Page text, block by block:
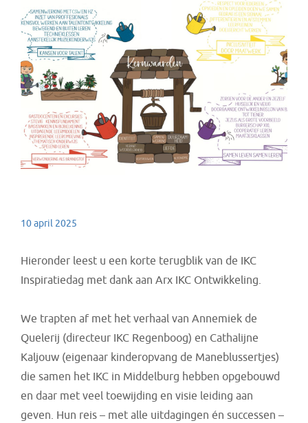
10 april 2025
Hieronder leest u een korte terugblik van de IKC
Inspiratiedag met dank aan Arx IKC Ontwikkeling.
We trapten af met het verhaal van Annemiek de
Quelerij (directeur IKC Regenboog) en Cathalijne
Kaljouw (eigenaar kinderopvang de Maneblussertjes)
die samen het IKC in Middelburg hebben opgebouwd
en daar met veel toewijding en visie leiding aan
geven. Hun reis – met alle uitdagingen én successen –